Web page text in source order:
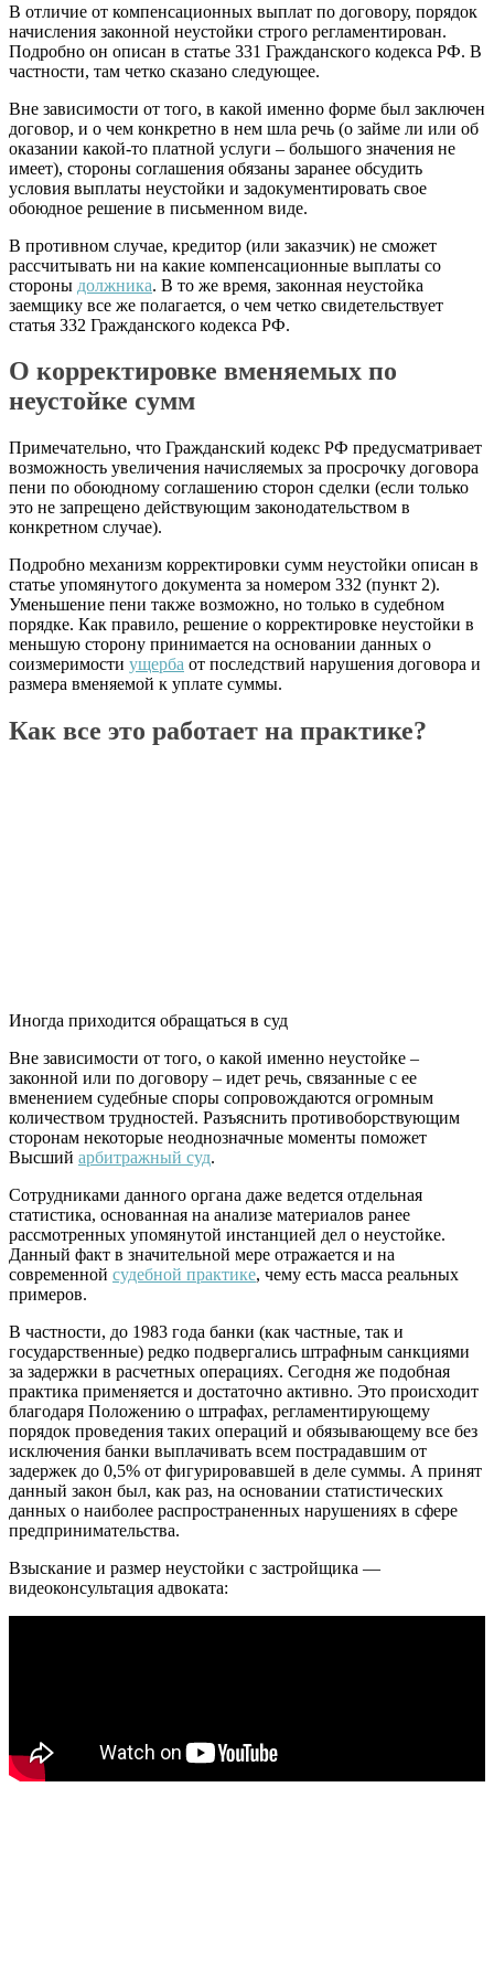
В отличие от компенсационных выплат по договору, порядок
начисления законной неустойки строго регламентирован.
Подробно он описан в статье 331 Гражданского кодекса РФ. В
частности, там четко сказано следующее.
Вне зависимости от того, в какой именно форме был заключен
договор, и о чем конкретно в нем шла речь (о займе ли или об
оказании какой-то платной услуги – большого значения не
имеет), стороны соглашения обязаны заранее обсудить
условия выплаты неустойки и задокументировать свое
обоюдное решение в письменном виде.
В противном случае, кредитор (или заказчик) не сможет
рассчитывать ни на какие компенсационные выплаты со
стороны должника. В то же время, законная неустойка
заемщику все же полагается, о чем четко свидетельствует
статья 332 Гражданского кодекса РФ.
О корректировке вменяемых по
неустойке сумм
Примечательно, что Гражданский кодекс РФ предусматривает
возможность увеличения начисляемых за просрочку договора
пени по обоюдному соглашению сторон сделки (если только
это не запрещено действующим законодательством в
конкретном случае).
Подробно механизм корректировки сумм неустойки описан в
статье упомянутого документа за номером 332 (пункт 2).
Уменьшение пени также возможно, но только в судебном
порядке. Как правило, решение о корректировке неустойки в
меньшую сторону принимается на основании данных о
соизмеримости ущерба от последствий нарушения договора и
размера вменяемой к уплате суммы.
Как все это работает на практике?
Иногда приходится обращаться в суд
Вне зависимости от того, о какой именно неустойке –
законной или по договору – идет речь, связанные с ее
вменением судебные споры сопровождаются огромным
количеством трудностей. Разъяснить противоборствующим
сторонам некоторые неоднозначные моменты поможет
Высший арбитражный суд.
Сотрудниками данного органа даже ведется отдельная
статистика, основанная на анализе материалов ранее
рассмотренных упомянутой инстанцией дел о неустойке.
Данный факт в значительной мере отражается и на
современной судебной практике, чему есть масса реальных
примеров.
В частности, до 1983 года банки (как частные, так и
государственные) редко подвергались штрафным санкциями
за задержки в расчетных операциях. Сегодня же подобная
практика применяется и достаточно активно. Это происходит
благодаря Положению о штрафах, регламентирующему
порядок проведения таких операций и обязывающему все без
исключения банки выплачивать всем пострадавшим от
задержек до 0,5% от фигурировавшей в деле суммы. А принят
данный закон был, как раз, на основании статистических
данных о наиболее распространенных нарушениях в сфере
предпринимательства.
Взыскание и размер неустойки с застройщика —
видеоконсультация адвоката: